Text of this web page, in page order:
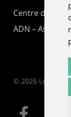
Centre de
ADN –
© 2026 Le
facebook